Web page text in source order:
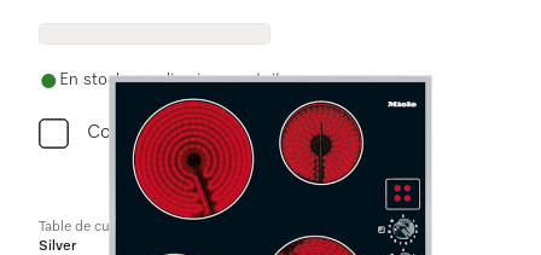
En stock avec livraison gratuite
Comparer
Table de cuisson vitrocéramique
Silver